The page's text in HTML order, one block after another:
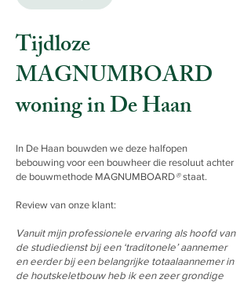
Tijdloze
MAGNUMBOARD
woning in De Haan
In De Haan bouwden we deze halfopen
bebouwing voor een bouwheer die resoluut achter
de bouwmethode MAGNUMBOARD®staat.
Review van onze klant:
Vanuit mijn professionele ervaring als hoofd van
de studiedienst bij een ‘traditonele’ aannemer
en eerder bij een belangrijke totaalaannemer in
de houtskeletbouw heb ik een zeer grondige